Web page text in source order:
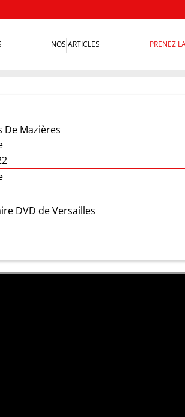
NOS ARTICLES PRENEZ
De Mazières
DVD de Versailles